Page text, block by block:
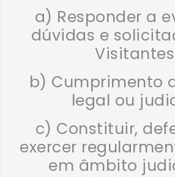
a) Responder a
dúvidas e
b) Cumprimento
legal ou
c) Constituir,
exercer
em âmbito